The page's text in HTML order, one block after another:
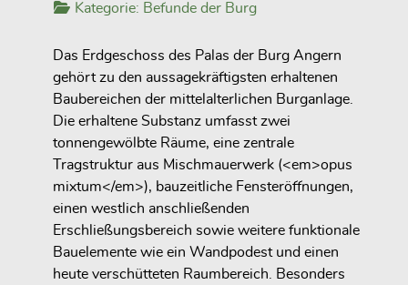
Kategorie: Befunde der Burg
Das Erdgeschoss des Palas der Burg Angern
gehört zu den aussagekräftigsten erhaltenen
Baubereichen der mittelalterlichen Burganlage.
Die erhaltene Substanz umfasst zwei
tonnengewölbte Räume, eine zentrale
Tragstruktur aus Mischmauerwerk (<em>opus
mixtum</em>), bauzeitliche Fensteröffnungen,
einen westlich anschließenden
Erschließungsbereich sowie weitere funktionale
Bauelemente wie ein Wandpodest und einen
heute verschütteten Raumbereich. Besonders